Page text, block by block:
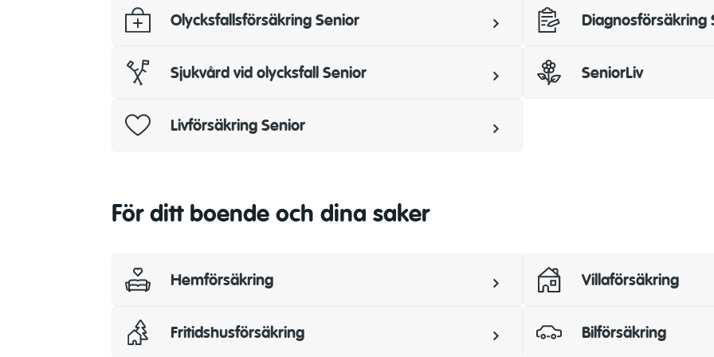
Olycksfallsförsäkring Senior Diagnosförsäkring
Sjukvård vid olycksfall Senior SeniorLiv
Livförsäkring Senior
För ditt boende och dina saker
Hemförsäkring Villaförsäkring
Fritidshusförsäkring Bilförsäkring